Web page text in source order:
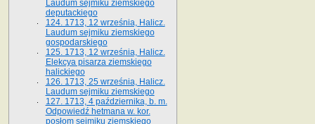
Laudum sejmiku ziemskiego
deputackiego
124. 1713, 12 września, Halicz.
Laudum sejmiku ziemskiego
gospodarskiego
125. 1713, 12 września, Halicz.
Elekcya pisarza ziemskiego
halickiego
126. 1713, 25 września, Halicz.
Laudum sejmiku ziemskiego
127. 1713, 4 października, b. m.
Odpowiedź hetmana w. kor.
posłom sejmiku ziemskiego